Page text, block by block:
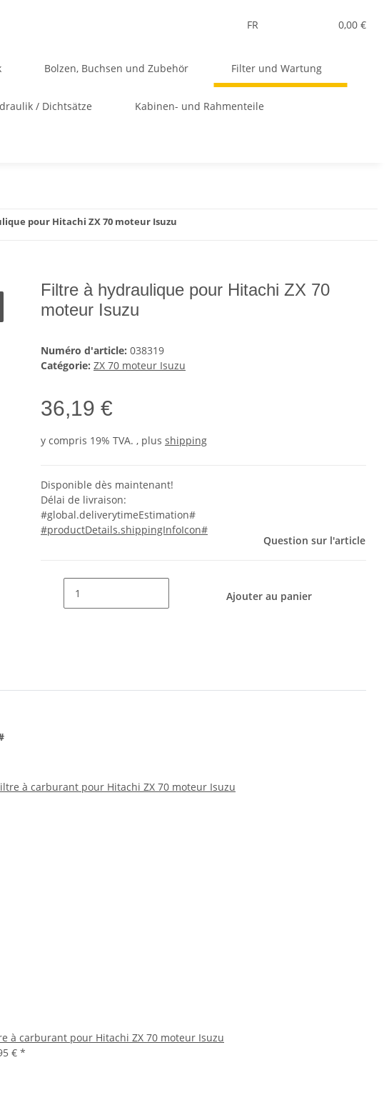
FR 0,00 €
Bolzen, Buchsen und Zubehör Filter und Wartung
/ Dichtsätze Kabinen- und Rahmenteile
pour Hitachi ZX 70 moteur Isuzu
Filtre à hydraulique pour Hitachi ZX 70
moteur Isuzu
Numéro d'article: 038319
Catégorie: ZX 70 moteur Isuzu
36,19 €
y compris 19% TVA. , plus shipping
Disponible dès maintenant!
Délai de livraison:
#global.deliverytimeEstimation#
#productDetails.shippingInfoIcon#
Question sur l'article
Ajouter au panier
à carburant pour Hitachi ZX 70 moteur Isuzu
€ *